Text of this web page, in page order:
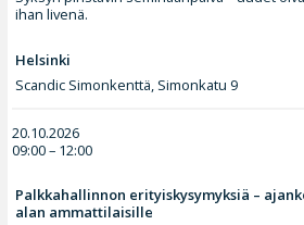
ihan livenä.
Helsinki
Scandic Simonkenttä, Simonkatu 9
20.10.2026
09:00 – 12:00
Palkkahallinnon erityiskysymyksiä –
alan ammattilaisille